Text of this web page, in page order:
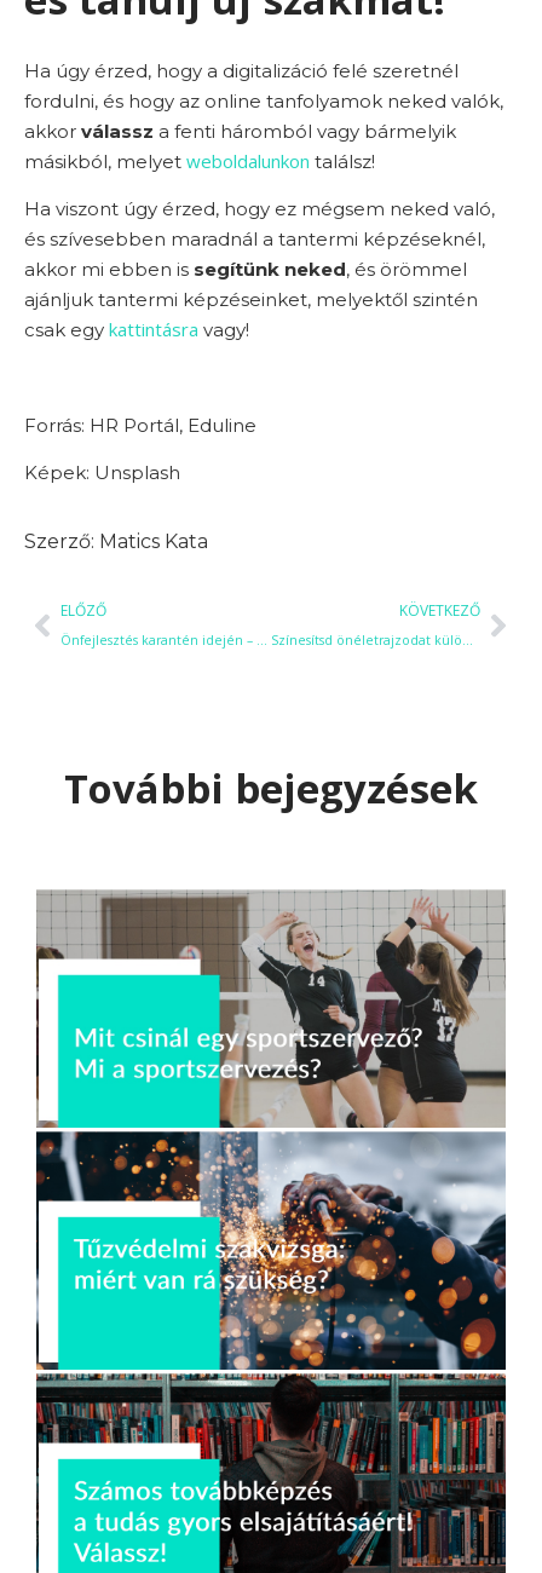
Ha úgy érzed, hogy a digitalizáció felé szeretnél
fordulni, és hogy az online tanfolyamok neked valók,
akkor válassz a fenti háromból vagy bármelyik
másikból, melyet weboldalunkon találsz!
Ha viszont úgy érzed, hogy ez mégsem neked való,
és szívesebben maradnál a tantermi képzéseknél,
akkor mi ebben is segítünk neked, és örömmel
ajánljuk tantermi képzéseinket, melyektől szintén
csak egy kattintásra vagy!
Forrás: HR Portál, Eduline
Képek: Unsplash
Matics Kata
ELŐZŐ
Önfejlesztés karantén idején – A legjobb online is elvégezhető tanfolyamok
KÖVETKEZŐ
Színesítsd önéletrajzodat különleges készségekkel: megmutatjuk hogyan!
További bejegyzések